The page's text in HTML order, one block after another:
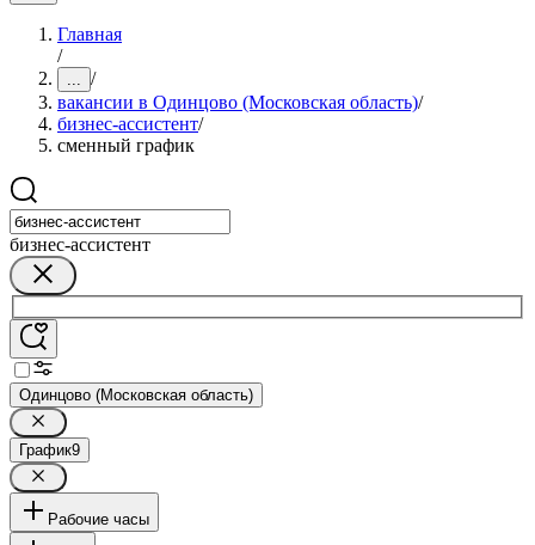
Главная
/
... /
вакансии в Одинцово (Московская область)/
бизнес-ассистент/
сменный график
бизнес-ассистент
Одинцово (Московская область)
График9
Рабочие часы